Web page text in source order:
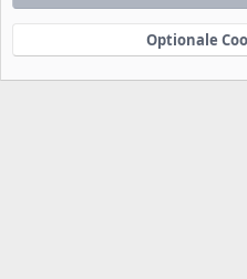
Startseite
e
Community platform by XenForo® ©
xenDach©2010-2014
Optionale